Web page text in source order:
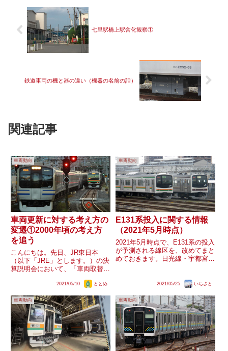
七里駅橋上駅舎化観察①
鉄道車両の機と器の違い（機器の名前の話）
関連記事
車両動向
車両更新に対する考え方の
変遷①2000年頃の考え方
を追う
こんにちは。先日、JR東日本
（以下「JRE」とします。）の決
算説明会において、「車両取替周
運用や機器更新時の改造内容、保
入などによる、「転用改造コスト
の抑制」に主軸が置かれた方針
が...
2021/05/10 ととめ
車両動向
E131系投入に関する情報
（2021年5月時点）
2021年5月時点で、E131系の投入
が予測される線区を、改めてまと
めておきます。日光線・宇都宮
線・宇都宮線、鶴見線では3連も
線2018年の東京総合車両...
2021/05/25 いちさと
車両動向 車両動向